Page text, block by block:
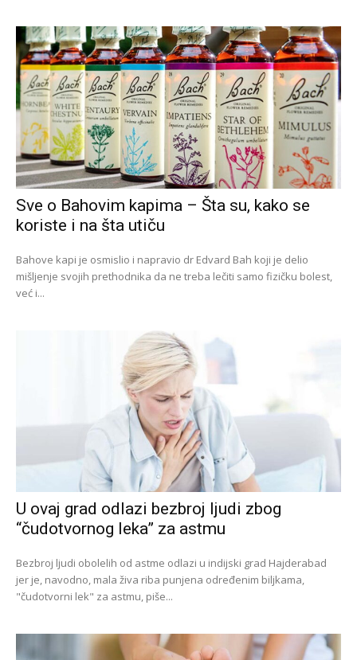
Sve o Bahovim kapima – Šta su, kako se
koriste i na šta utiču
Bahove kapi je osmislio i napravio dr Edvard Bah koji je delio
mišljenje svojih prethodnika da ne treba lečiti samo fizičku bolest,
već i...
U ovaj grad odlazi bezbroj ljudi zbog
“čudotvornog leka” za astmu
Bezbroj ljudi obolelih od astme odlazi u indijski grad Hajderabad
jer je, navodno, mala živa riba punjena određenim biljkama,
"čudotvorni lek" za astmu, piše...